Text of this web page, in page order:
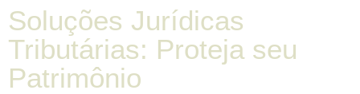
Soluções Jurídicas
Tributárias: Proteja seu
Patrimônio